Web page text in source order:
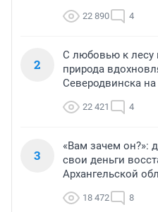
22 890 4
2
С любовью к лесу
природа
Северодвинска на
22 421 4
3
«Вам зачем он?»:
свои деньги
Архангельской
18 472 8